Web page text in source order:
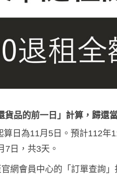
品的前一日」計算，歸還
日為11月5日。預計112年
7日，共3天。
網會員中心的「訂單查詢」